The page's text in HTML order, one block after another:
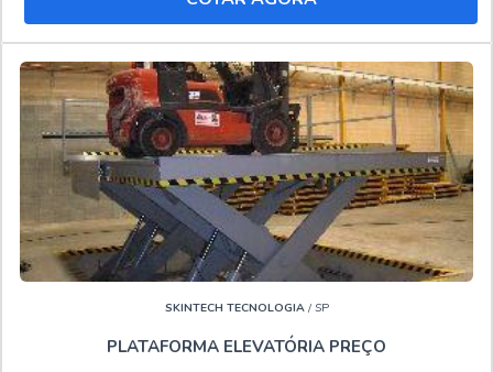
SKINTECH TECNOLOGIA/ SP
PLATAFORMA ELEVATÓRIA PREÇO